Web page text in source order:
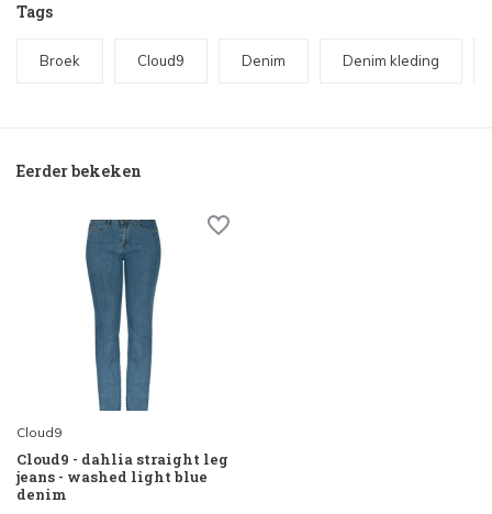
Tags
Broek Cloud9 Denim Denim kleding
Eerder bekeken
Cloud9
Cloud9 - dahlia straight leg
jeans - washed light blue
denim